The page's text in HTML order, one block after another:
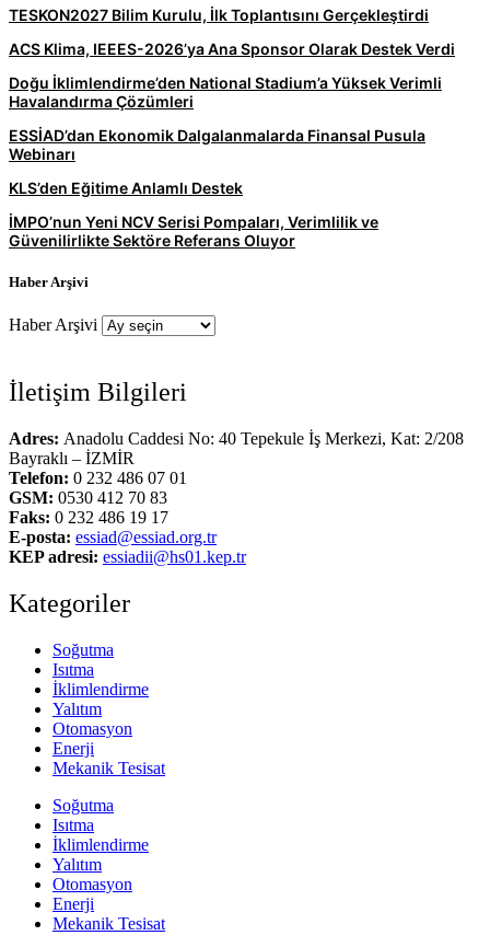
TESKON2027 Bilim Kurulu, İlk Toplantısını Gerçekleştirdi
ACS Klima, IEEES-2026’ya Ana Sponsor Olarak Destek Verdi
Doğu İklimlendirme’den National Stadium’a Yüksek Verimli
Havalandırma Çözümleri
ESSİAD’dan Ekonomik Dalgalanmalarda Finansal Pusula
Webinarı
KLS’den Eğitime Anlamlı Destek
İMPO’nun Yeni NCV Serisi Pompaları, Verimlilik ve
Güvenilirlikte Sektöre Referans Oluyor
Haber Arşivi
Haber Arşivi
İletişim Bilgileri
Adres: Anadolu Caddesi No: 40 Tepekule İş Merkezi, Kat: 2/208
Bayraklı – İZMİR
Telefon: 0 232 486 07 01
GSM: 0530 412 70 83
Faks: 0 232 486 19 17
E-posta: essiad@essiad.org.tr
KEP adresi: essiadii@hs01.kep.tr
Kategoriler
Soğutma
Isıtma
İklimlendirme
Yalıtım
Otomasyon
Enerji
Mekanik Tesisat
Soğutma
Isıtma
İklimlendirme
Yalıtım
Otomasyon
Enerji
Mekanik Tesisat